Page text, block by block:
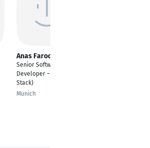
Anas Farooq
Senior Software
Developer – .NET (Full
Stack)
Munich